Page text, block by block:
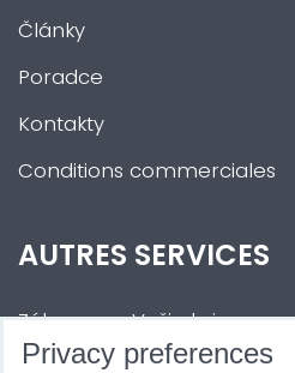
Články
Poradce
Kontakty
Conditions commerciales
AUTRES SERVICES
Zábava na Vaši akci
Privacy preferences